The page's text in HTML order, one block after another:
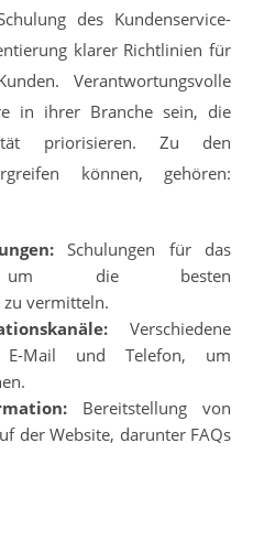
des Kundenservice-
klarer Richtlinien für
Verantwortungsvolle
in ihrer Branche sein, die
priorisieren. Zu den
können, gehören:
Schulungen für das
um die besten
vermitteln.
Verschiedene
E-Mail und Telefon, um
Bereitstellung von
der Website, darunter FAQs